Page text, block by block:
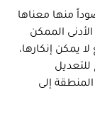
منها معناها
الممكن
يمكن إنكارها،
للتعديل
إلى